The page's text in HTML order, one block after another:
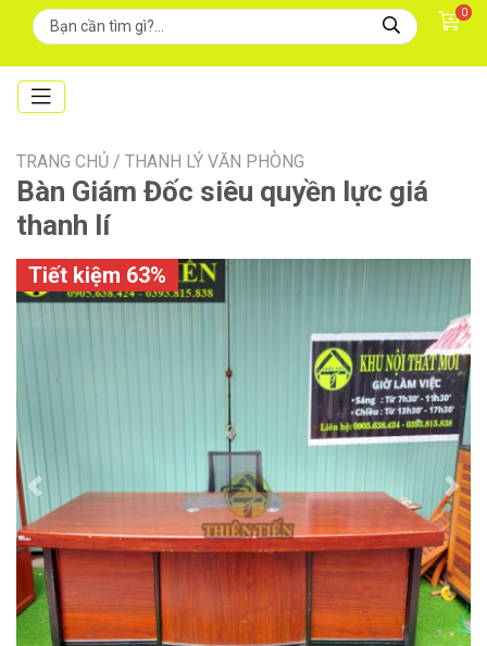
0
TRANG CHỦ / THANH LÝ VĂN PHÒNG
Bàn Giám Đốc siêu quyền lực giá
thanh lí
Tiết kiệm 63%
Previous Next